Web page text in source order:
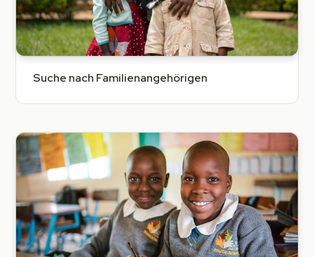
Suche nach Familienangehörigen